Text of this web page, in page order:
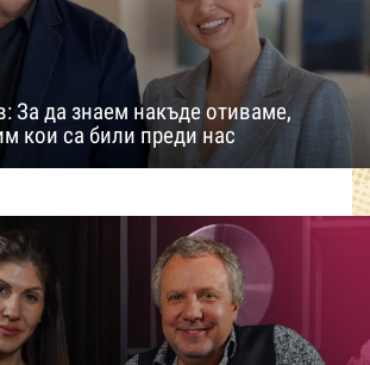
За да знаем накъде отиваме,
кои са били преди нас